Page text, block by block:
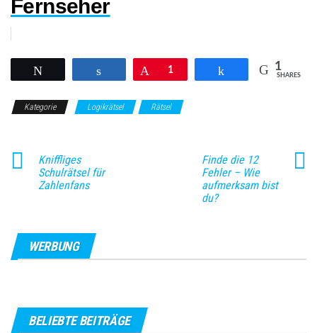
Fernseher
Pin
1 Teilen 1
SHARES
Kategorie Logikrätsel Rätsel
Kniffliges
Schulrätsel für
Zahlenfans
Finde die 12
Fehler – Wie
aufmerksam bist
du?
WERBUNG
BELIEBTE BEITRÄGE